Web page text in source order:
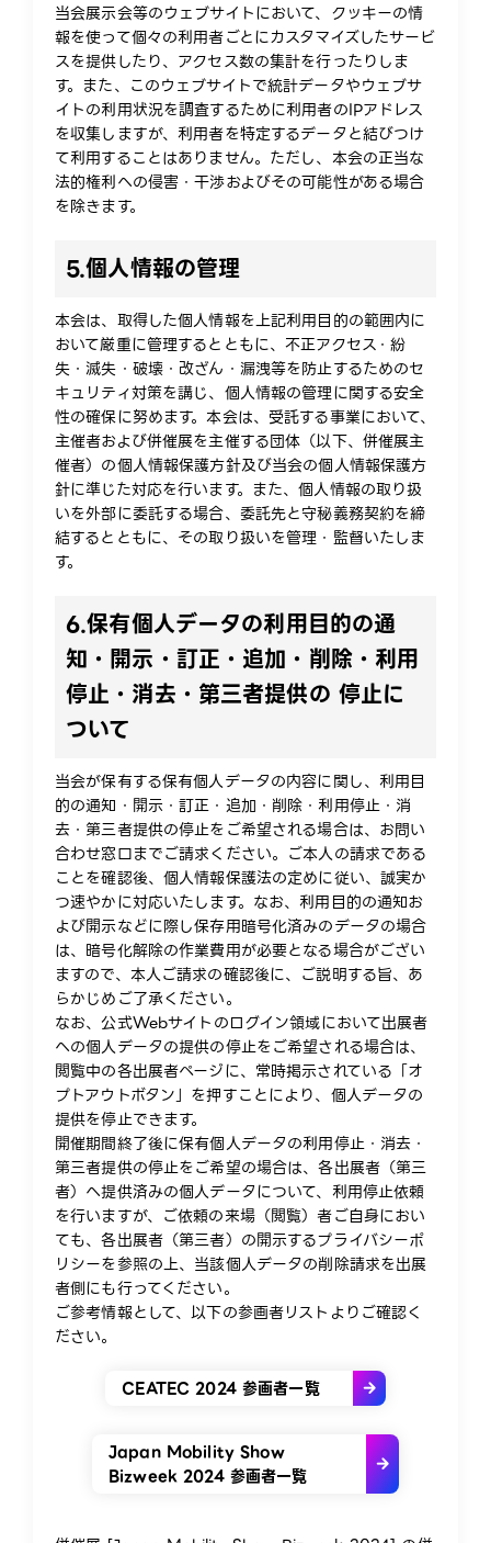
当会展示会等のウェブサイトにおいて、クッキーの情
報を使って個々の利用者ごとにカスタマイズしたサービ
スを提供したり、アクセス数の集計を行ったりしま
す。また、このウェブサイトで統計データやウェブサ
イトの利用状況を調査するために利用者のIPアドレス
を収集しますが、利用者を特定するデータと結びつけ
て利用することはありません。ただし、本会の正当な
法的権利への侵害・干渉およびその可能性がある場合
を除きます。
5.個人情報の管理
本会は、取得した個人情報を上記利用目的の範囲内に
おいて厳重に管理するとともに、不正アクセス・紛
失・滅失・破壊・改ざん・漏洩等を防止するためのセ
キュリティ対策を講じ、個人情報の管理に関する安全
性の確保に努めます。本会は、受託する事業において、
主催者および併催展を主催する団体（以下、併催展主
催者）の個人情報保護方針及び当会の個人情報保護方
針に準じた対応を行います。また、個人情報の取り扱
いを外部に委託する場合、委託先と守秘義務契約を締
結するとともに、その取り扱いを管理・監督いたしま
す。
6.保有個人データの利用目的の通
知・開示・訂正・追加・削除・利用
停止・消去・第三者提供の 停止に
ついて
当会が保有する保有個人データの内容に関し、利用目
的の通知・開示・訂正・追加・削除・利用停止・消
去・第三者提供の停止をご希望される場合は、お問い
合わせ窓口までご請求ください。ご本人の請求である
ことを確認後、個人情報保護法の定めに従い、誠実か
つ速やかに対応いたします。なお、利用目的の通知お
よび開示などに際し保存用暗号化済みのデータの場合
は、暗号化解除の作業費用が必要となる場合がござい
ますので、本人ご請求の確認後に、ご説明する旨、あ
らかじめご了承ください。
なお、公式Webサイトのログイン領域において出展者
への個人データの提供の停止をご希望される場合は、
閲覧中の各出展者ページに、常時掲示されている「オ
プトアウトボタン」を押すことにより、個人データの
提供を停止できます。
開催期間終了後に保有個人データの利用停止・消去・
第三者提供の停止をご希望の場合は、各出展者（第三
者）へ提供済みの個人データについて、利用停止依頼
を行いますが、ご依頼の来場（閲覧）者ご自身におい
ても、各出展者（第三者）の開示するプライバシーポ
リシーを参照の上、当該個人データの削除請求を出展
者側にも行ってください。
ご参考情報として、以下の参画者リストよりご確認く
ださい。
CEATEC 2024 参画者一覧
Japan Mobility Show
Bizweek 2024 参画者一覧